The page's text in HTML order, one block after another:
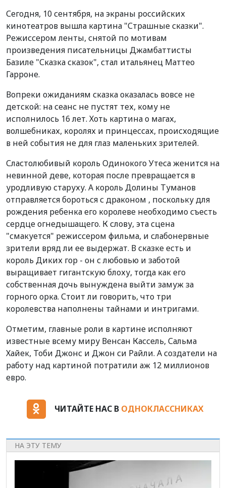
Сегодня, 10 сентября, на экраны российских
кинотеатров вышла картина "Страшные сказки".
Режиссером ленты, снятой по мотивам
произведения писательницы Джамбаттисты
Базиле "Сказка сказок", стал итальянец Маттео
Гарроне.
Вопреки ожиданиям сказка оказалась вовсе не
детской: на сеанс не пустят тех, кому не
исполнилось 16 лет. Хоть картина о магах,
волшебниках, королях и принцессах, происходящие
в ней события не для глаз маленьких зрителей.
Сластолюбивый король Одинокого Утеса женится на
невинной деве, которая после превращается в
уродливую старуху. А король Долины Туманов
отправляется бороться с драконом , поскольку для
рождения ребенка его королеве необходимо съесть
сердце огнедышащего. К слову, эта сцена
"смакуется" режиссером фильма, и слабонервные
зрители вряд ли ее выдержат. В сказке есть и
король Диких гор - он с любовью и заботой
выращивает гигантскую блоху, тогда как его
собственная дочь вынуждена выйти замуж за
горного орка. Стоит ли говорить, что три
королевства наполнены тайнами и интригами.
Отметим, главные роли в картине исполняют
известные всему миру Венсан Кассель, Сальма
Хайек, Тоби Джонс и Джон си Райли. А создатели на
работу над картиной потратили аж 12 миллионов
евро.
ЧИТАЙТЕ НАС В ОДНОКЛАССНИКАХ
НА ЭТУ ТЕМУ